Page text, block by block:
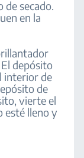
de secado.
en la
depósito
interior de
de
vierte el
esté lleno y